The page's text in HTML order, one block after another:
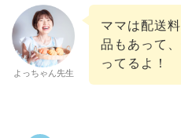
よっちゃん先生
ママは配送
品もあって
ってるよ！